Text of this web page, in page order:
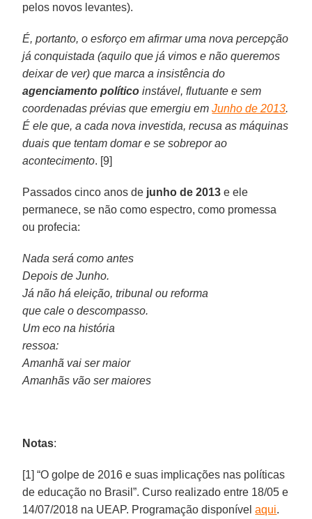
pelos novos levantes).
É, portanto, o esforço em afirmar uma nova percepção
já conquistada (aquilo que já vimos e não queremos
deixar de ver) que marca a insistência do
agenciamento político instável, flutuante e sem
coordenadas prévias que emergiu emJunho de 2013.
É ele que, a cada nova investida, recusa as máquinas
duais que tentam domar e se sobrepor ao
acontecimento. [9]
Passados cinco anos de junho de 2013 e ele
permanece, se não como espectro, como promessa
ou profecia:
Nada será como antes
Depois de Junho.
Já não há eleição, tribunal ou reforma
que cale o descompasso.
Um eco na história
ressoa:
Amanhã vai ser maior
Amanhãs vão ser maiores
Notas:
[1] “O golpe de 2016 e suas implicações nas políticas
de educação no Brasil”. Curso realizado entre 18/05 e
14/07/2018 na UEAP. Programação disponívelaqui.